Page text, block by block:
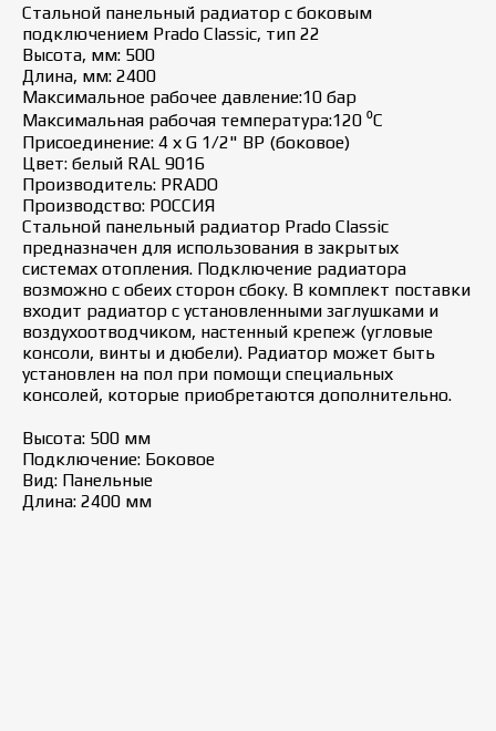
Стальной панельный радиатор с боковым
подключением Prado Classic, тип 22
Высота, мм: 500
Длина, мм: 2400
Максимальное рабочее давление:10 бар
Максимальная рабочая температура:120 ⁰С
Присоединение: 4 х G 1/2" ВР (боковое)
Цвет: белый RAL 9016
Производитель: PRADO
Производство: РОССИЯ
Стальной панельный радиатор Prado Classic
предназначен для использования в закрытых
системах отопления. Подключение радиатора
возможно с обеих сторон сбоку. В комплект поставки
входит радиатор с установленными заглушками и
воздухоотводчиком, настенный крепеж (угловые
консоли, винты и дюбели). Радиатор может быть
установлен на пол при помощи специальных
консолей, которые приобретаются дополнительно.
Высота: 500 мм
Подключение: Боковое
Вид: Панельные
Длина: 2400 мм